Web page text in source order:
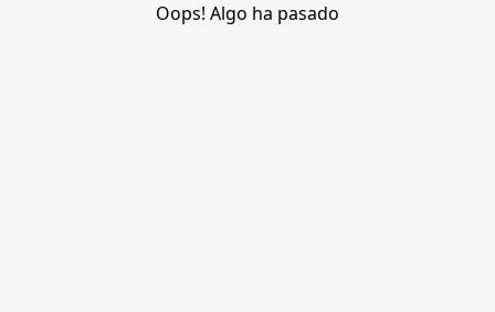
Oops! Algo ha pasado